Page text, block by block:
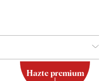
Hazte premium